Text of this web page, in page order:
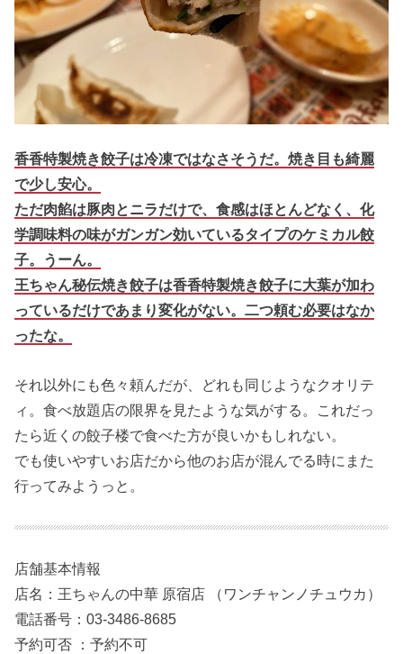
香香特製焼き餃子は冷凍ではなさそうだ。焼き目も綺麗
で少し安心。
ただ肉餡は豚肉とニラだけで、食感はほとんどなく、化
学調味料の味がガンガン効いているタイプのケミカル餃
子。うーん。
王ちゃん秘伝焼き餃子は香香特製焼き餃子に大葉が加わ
っているだけであまり変化がない。二つ頼む必要はなか
ったな。
それ以外にも色々頼んだが、どれも同じようなクオリテ
ィ。食べ放題店の限界を見たような気がする。これだっ
たら近くの餃子楼で食べた方が良いかもしれない。
でも使いやすいお店だから他のお店が混んでる時にまた
行ってみようっと。
店舗基本情報
店名：王ちゃんの中華 原宿店 （ワンチャンノチュウカ）
電話番号：03-3486-8685
予約可否 ：予約不可